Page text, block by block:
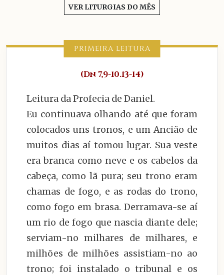
VER LITURGIAS DO MÊS
PRIMEIRA LEITURA
(Dn 7,9-10.13-14)
Leitura da Profecia de Daniel.
Eu continuava olhando até que foram
colocados uns tronos, e um Ancião de
muitos dias aí tomou lugar. Sua veste
era branca como neve e os cabelos da
cabeça, como lã pura; seu trono eram
chamas de fogo, e as rodas do trono,
como fogo em brasa. Derramava-se aí
um rio de fogo que nascia diante dele;
serviam-no milhares de milhares, e
milhões de milhões assistiam-no ao
trono; foi instalado o tribunal e os